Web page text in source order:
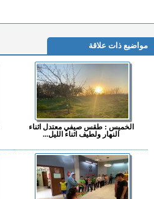
مواضيع ذات علاقة
الخميس : طقس صيفي معتدل اثناء
النهار ولطيف اثناء الليل...